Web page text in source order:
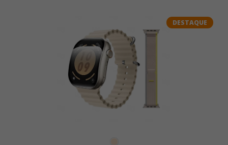
comprometer o resultado final. Para garantir maior
padronização entre as peças,
recomenda-se sua
utilização em lotes de até 500 unidades
desse volume, é indicado avaliar outros processos de
personalização, como serigrafia, tampografia ou
impressão UV direta, que oferecem maior
produtividade e uniformidade.
DESTAQUE